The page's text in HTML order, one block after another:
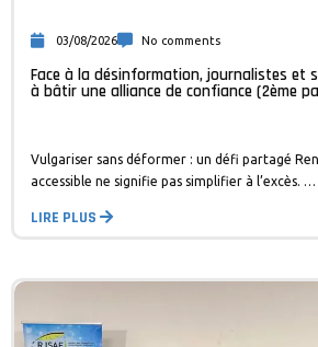
03/08/2026 No comments
Face à la désinformation, journalistes et
à bâtir une alliance de confiance (2ème
Vulgariser sans déformer : un défi partagé
accessible ne signifie pas simplifier à l’excès. …
LIRE PLUS